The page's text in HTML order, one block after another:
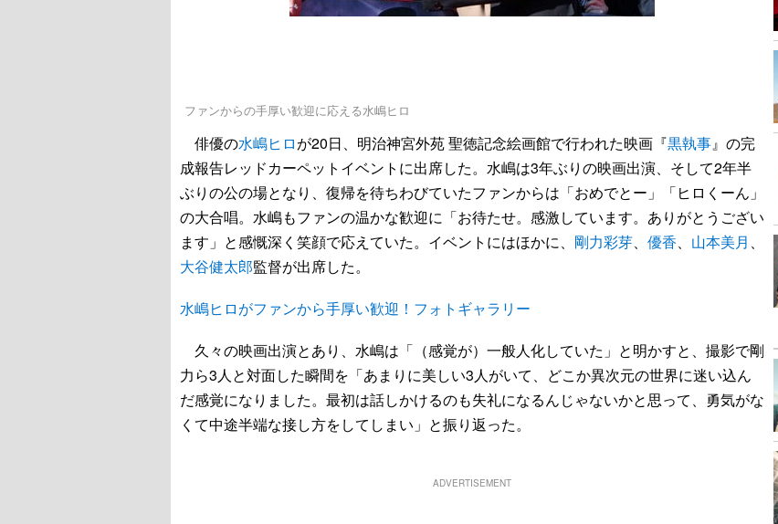
ファンからの手厚い歓迎に応える水嶋ヒロ
俳優の水嶋ヒロが20日、明治神宮外苑 聖徳記念絵画館で行われた映画『黒執事』の完
成報告レッドカーペットイベントに出席した。水嶋は3年ぶりの映画出演、そして2年半
ぶりの公の場となり、復帰を待ちわびていたファンからは「おめでとー」「ヒロくーん」
の大合唱。水嶋もファンの温かな歓迎に「お待たせ。感激しています。ありがとうござい
ます」と感慨深く笑顔で応えていた。イベントにはほかに、 剛力彩芽、 優香、 山本美月 、
大谷健太郎監督が出席した。
水嶋ヒロがファンから手厚い歓迎！フォトギャラリー
久々の映画出演とあり、水嶋は「（感覚が）一般人化していた」と明かすと、撮影で剛
力ら3人と対面した瞬間を「あまりに美しい3人がいて、どこか異次元の世界に迷い込ん
だ感覚になりました。最初は話しかけるのも失礼になるんじゃないかと思って、勇気がな
くて中途半端な接し方をしてしまい」と振り返った。
ADVERTISEMENT